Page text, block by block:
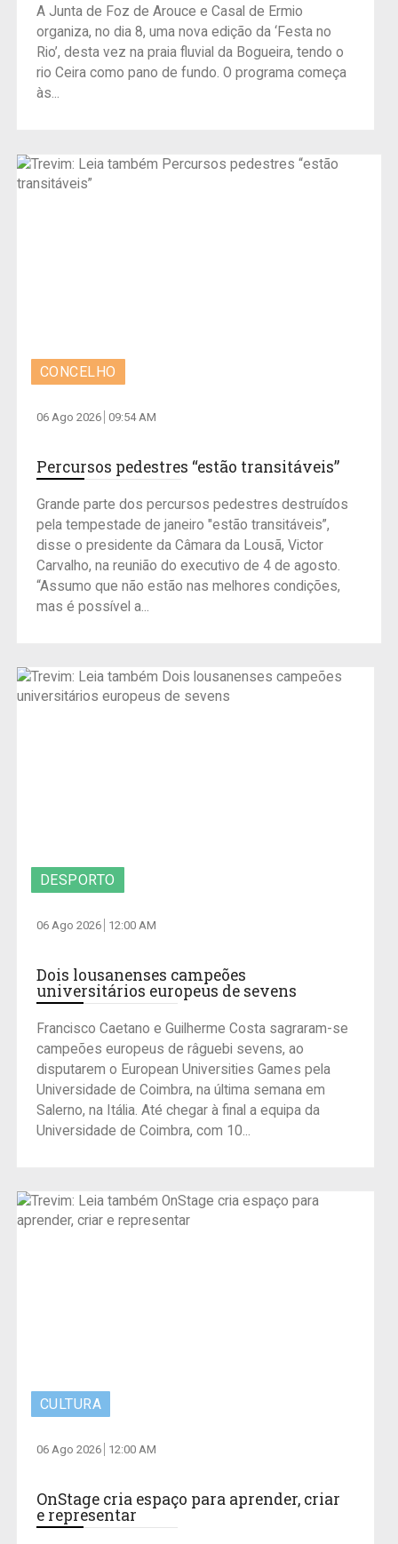
A Junta de Foz de Arouce e Casal de Ermio
organiza, no dia 8, uma nova edição da ‘Festa no
Rio’, desta vez na praia fluvial da Bogueira, tendo o
rio Ceira como pano de fundo. O programa começa
às...
CONCELHO
06 Ago 2026 09:54 AM
Percursos pedestres “estão transitáveis”
Grande parte dos percursos pedestres destruídos
pela tempestade de janeiro "estão transitáveis”,
disse o presidente da Câmara da Lousã, Victor
Carvalho, na reunião do executivo de 4 de agosto.
“Assumo que não estão nas melhores condições,
mas é possível a...
DESPORTO
06 Ago 2026 12:00 AM
Dois lousanenses campeões
universitários europeus de sevens
Francisco Caetano e Guilherme Costa sagraram-se
campeões europeus de râguebi sevens, ao
disputarem o European Universities Games pela
Universidade de Coimbra, na última semana em
Salerno, na Itália. Até chegar à final a equipa da
Universidade de Coimbra, com 10...
CULTURA
06 Ago 2026 12:00 AM
OnStage cria espaço para aprender, criar
e representar